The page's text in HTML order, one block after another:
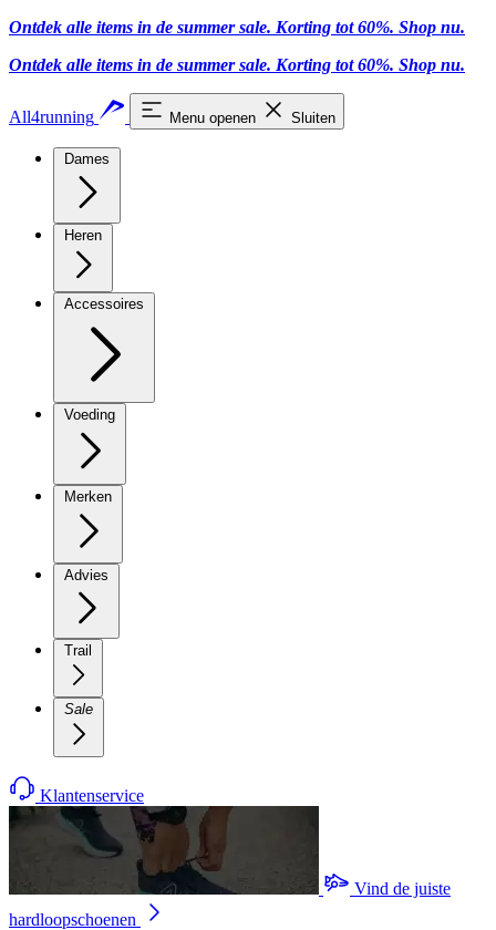
Ontdek alle items in de summer sale. Korting tot 60%. Shop nu.
Ontdek alle items in de summer sale. Korting tot 60%. Shop nu.
All4running Menu openen Sluiten
Dames
Heren
Accessoires
Voeding
Merken
Advies
Trail
Sale
Klantenservice
Vind de juiste
hardloopschoenen